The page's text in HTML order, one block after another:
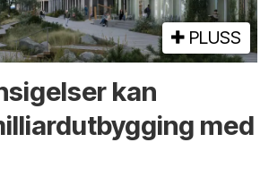
PLUSS
kan
med